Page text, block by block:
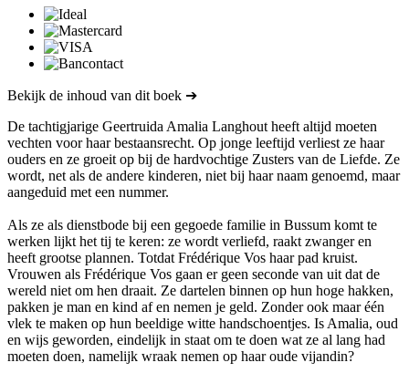
Bekijk de inhoud van dit boek ➔
De tachtigjarige Geertruida Amalia Langhout heeft altijd moeten
vechten voor haar bestaansrecht. Op jonge leeftijd verliest ze haar
ouders en ze groeit op bij de hardvochtige Zusters van de Liefde. Ze
wordt, net als de andere kinderen, niet bij haar naam genoemd, maar
aangeduid met een nummer.
Als ze als dienstbode bij een gegoede familie in Bussum komt te
werken lijkt het tij te keren: ze wordt verliefd, raakt zwanger en
heeft grootse plannen. Totdat Frédérique Vos haar pad kruist.
Vrouwen als Frédérique Vos gaan er geen seconde van uit dat de
wereld niet om hen draait. Ze dartelen binnen op hun hoge hakken,
pakken je man en kind af en nemen je geld. Zonder ook maar één
vlek te maken op hun beeldige witte handschoentjes. Is Amalia, oud
en wijs geworden, eindelijk in staat om te doen wat ze al lang had
moeten doen, namelijk wraak nemen op haar oude vijandin?